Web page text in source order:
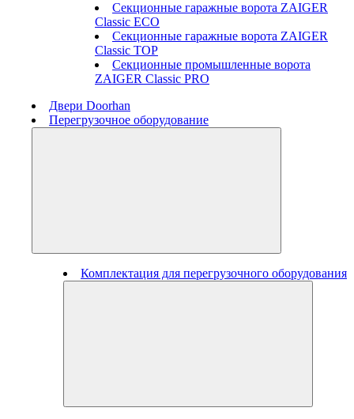
Секционные гаражные ворота ZAIGER
Classic ECO
Секционные гаражные ворота ZAIGER
Classic TOP
Секционные промышленные ворота
ZAIGER Classic PRO
Двери Doorhan
Перегрузочное оборудование
Комплектация для перегрузочного оборудования